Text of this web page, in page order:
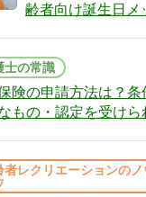
齢者向け誕生日メ
士の常識
険の申請方法は？条
もの・認定を受けら
者レクリエーションのノ